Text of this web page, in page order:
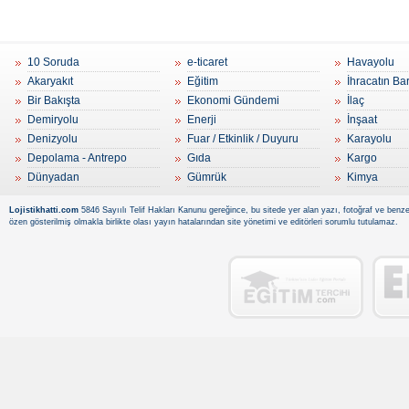
10 Soruda
Akaryakıt
Bir Bakışta
Demiryolu
Denizyolu
Depolama - Antrepo
Dünyadan
e-ticaret
Eğitim
Ekonomi Gündemi
Enerji
Fuar / Etkinlik / Duyuru
Gıda
Gümrük
Havayolu
İhracatın
İlaç
İnşaat
Karayolu
Kargo
Kimya
Lojistikhatti.com 5846 Sayıılı Telif Hakları Kanunu gereğince, bu sitede yer alan yazı, fotoğraf ve
özen gösterilmiş olmakla birlikte olası yayın hatalarından site yönetimi ve editörleri sorumlu tutulamaz.